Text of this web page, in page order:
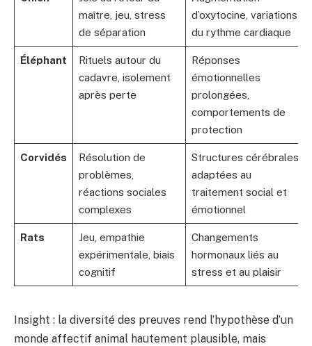
maître, jeu, stress
de séparation
d’oxytocine, variations
du rythme cardiaque
Éléphant
Rituels autour du
cadavre, isolement
après perte
Réponses
émotionnelles
prolongées,
comportements de
protection
Corvidés
Résolution de
problèmes,
réactions sociales
complexes
Structures cérébrales
adaptées au
traitement social et
émotionnel
Rats
Jeu, empathie
expérimentale, biais
cognitif
Changements
hormonaux liés au
stress et au plaisir
Insight : la diversité des preuves rend l’hypothèse d’un
monde affectif animal hautement plausible, mais